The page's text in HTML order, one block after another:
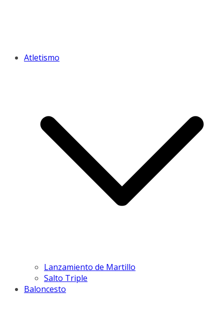
Atletismo
Lanzamiento de Martillo
Salto Triple
Baloncesto